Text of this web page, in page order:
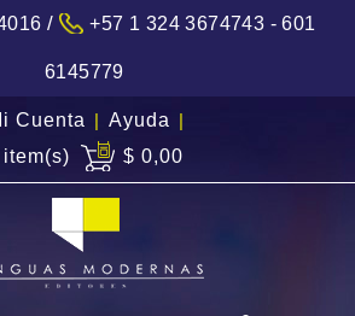
/ +57 1 324 3674743 - 601
6145779
Cuenta | Ayuda |
item(s)
$ 0,00